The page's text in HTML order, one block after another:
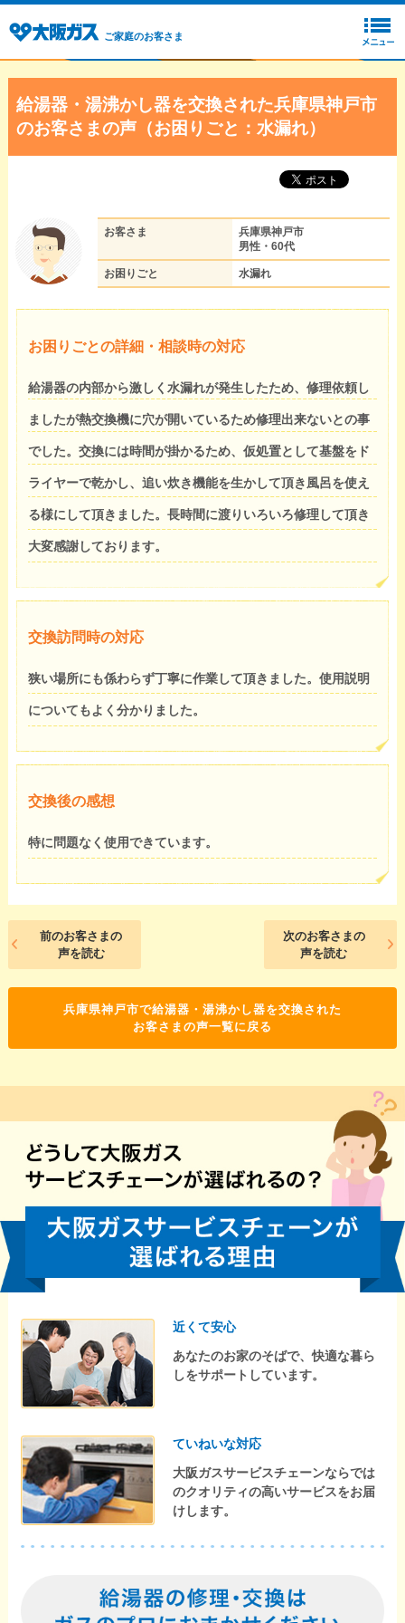
ご家庭のお客さま
給湯器・湯沸かし器を交換された兵庫県神戸市
のお客さまの声（お困りごと：水漏れ）
お客さま
兵庫県神戸市
男性・60代
お困りごと 水漏れ
お困りごとの詳細・相談時の対応
給湯器の内部から激しく水漏れが発生したため、修理依頼し
ましたが熱交換機に穴が開いているため修理出来ないとの事
でした。交換には時間が掛かるため、仮処置として基盤をド
ライヤーで乾かし、追い炊き機能を生かして頂き風呂を使え
る様にして頂きました。長時間に渡りいろいろ修理して頂き
大変感謝しております。
交換訪問時の対応
狭い場所にも係わらず丁寧に作業して頂きました。使用説明
についてもよく分かりました。
交換後の感想
特に問題なく使用できています。
前のお客さまの
声を読む
次のお客さまの
声を読む
兵庫県神戸市で給湯器・湯沸かし器を交換された
お客さまの声一覧に戻る
近くて安心
あなたのお家のそばで、快適な暮ら
しをサポートしています。
ていねいな対応
大阪ガスサービスチェーンならでは
のクオリティの高いサービスをお届
けします。